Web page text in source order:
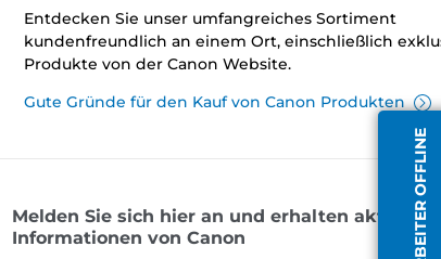
MITARBEITER OFFLINE
Entdecken Sie unser umfangreiches Sortiment
kundenfreundlich an einem Ort, einschließlich
Produkte von der Canon Website.
Gute Gründe für den Kauf von Canon Produkten
Melden Sie sich hier an und erhalten aktuelle
Informationen von Canon